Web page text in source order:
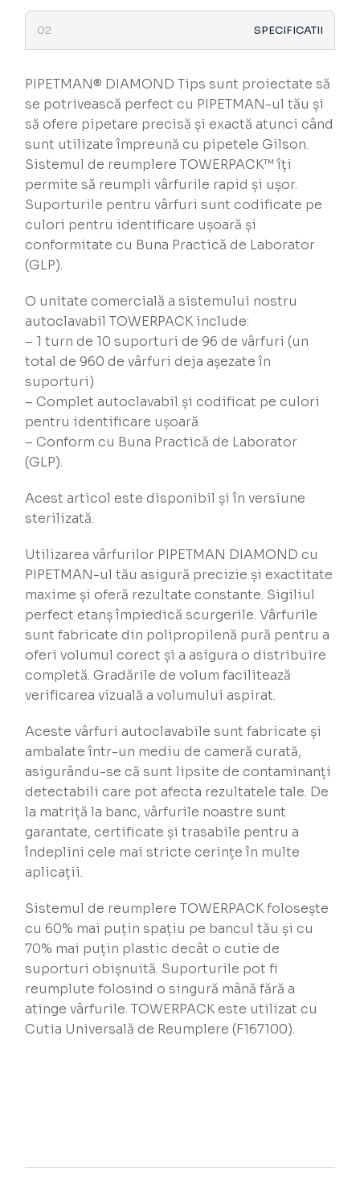
SPECIFICATII
PIPETMAN® DIAMOND Tips sunt proiectate să
se potrivească perfect cu PIPETMAN-ul tău și
să ofere pipetare precisă și exactă atunci când
sunt utilizate împreună cu pipetele Gilson.
Sistemul de reumplere TOWERPACK™ îți
permite să reumpli vârfurile rapid și ușor.
Suporturile pentru vârfuri sunt codificate pe
culori pentru identificare ușoară și
conformitate cu Buna Practică de Laborator
(GLP).
O unitate comercială a sistemului nostru
autoclavabil TOWERPACK include:
– 1 turn de 10 suporturi de 96 de vârfuri (un
total de 960 de vârfuri deja așezate în
suporturi)
– Complet autoclavabil și codificat pe culori
pentru identificare ușoară
– Conform cu Buna Practică de Laborator
(GLP).
Acest articol este disponibil și în versiune
sterilizată.
Utilizarea vârfurilor PIPETMAN DIAMOND cu
PIPETMAN-ul tău asigură precizie și exactitate
maxime și oferă rezultate constante. Sigiliul
perfect etanș împiedică scurgerile. Vârfurile
sunt fabricate din polipropilenă pură pentru a
oferi volumul corect și a asigura o distribuire
completă. Gradările de volum facilitează
verificarea vizuală a volumului aspirat.
Aceste vârfuri autoclavabile sunt fabricate și
ambalate într-un mediu de cameră curată,
asigurându-se că sunt lipsite de contaminanți
detectabili care pot afecta rezultatele tale. De
la matriță la banc, vârfurile noastre sunt
garantate, certificate și trasabile pentru a
îndeplini cele mai stricte cerințe în multe
aplicații.
Sistemul de reumplere TOWERPACK folosește
cu 60% mai puțin spațiu pe bancul tău și cu
70% mai puțin plastic decât o cutie de
suporturi obișnuită. Suporturile pot fi
reumplute folosind o singură mână fără a
atinge vârfurile. TOWERPACK este utilizat cu
Cutia Universală de Reumplere (F167100).